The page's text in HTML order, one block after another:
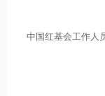
中国红基会工作人